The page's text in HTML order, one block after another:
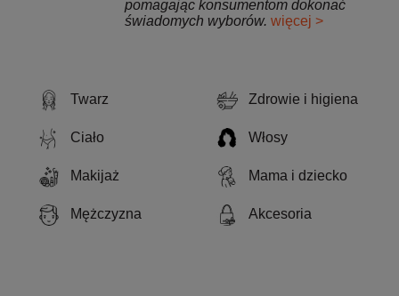
Twarz Zdrowie i higiena
Ciało Włosy
Makijaż Mama i dziecko
Mężczyzna Akcesoria
pomagając konsumentom dokonać
świadomych wyborów. więcej >